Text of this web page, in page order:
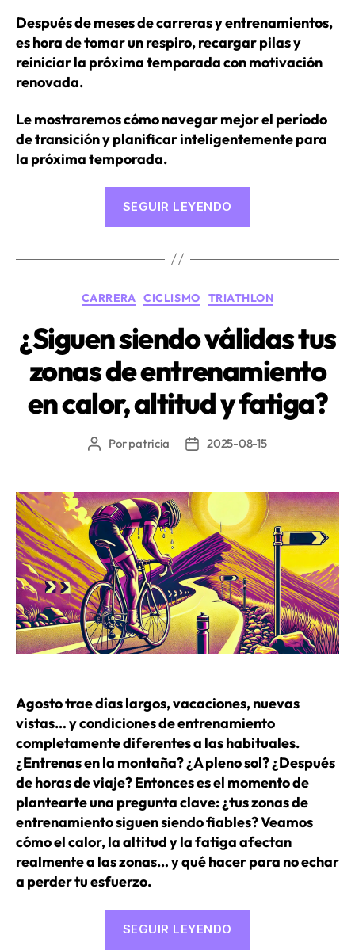
Después de meses de carreras y entrenamientos,
es hora de tomar un respiro, recargar pilas y
reiniciar la próxima temporada con motivación
renovada.
Le mostraremos cómo navegar mejor el período
de transición y planificar inteligentemente para
la próxima temporada.
SEGUIR LEYENDO
posible
periodo
de
transición
entre
temporadas»
Categorías
CARRERA CICLISMO TRIATHLON
¿Siguen siendo válidas tus
zonas de entrenamiento
en calor, altitud y fatiga?
Autor
entrada
Porpatricia
Fecha
entrada
2025-08-15
Agosto trae días largos, vacaciones, nuevas
vistas… y condiciones de entrenamiento
completamente diferentes a las habituales.
¿Entrenas en la montaña? ¿A pleno sol? ¿Después
de horas de viaje? Entonces es el momento de
plantearte una pregunta clave: ¿tus zonas de
entrenamiento siguen siendo fiables?Veamos
cómo el calor, la altitud y la fatiga afectan
realmente a las zonas… y qué hacer para no echar
a perder tu esfuerzo.
SEGUIR LEYENDO